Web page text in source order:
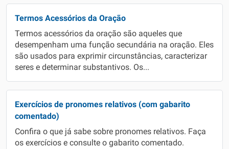
Termos Acessórios da Oração
Termos acessórios da oração são aqueles que
desempenham uma função secundária na oração. Eles
são usados para exprimir circunstâncias, caracterizar
seres e determinar substantivos. Os...
Exercícios de pronomes relativos (com gabarito
comentado)
Confira o que já sabe sobre pronomes relativos. Faça
os exercícios e consulte o gabarito comentado.